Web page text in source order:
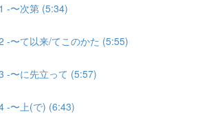
-〜次第 (5:34)
-〜て以来/てこのかた (5:55)
-〜に先立って (5:57)
-〜上(で) (6:43)